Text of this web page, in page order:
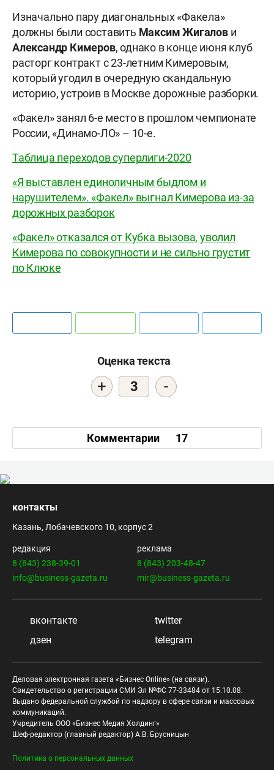
Изначально пару диагональных «Факела»
должны были составить Максим Жигалови
Александр Кимеров, однако в конце июня клуб
расторг контракт с 23-летним Кимеровым,
который угодил в очередную скандальную
историю, устроив в Москве дорожные разборки.
«Факел» занял 6-е место в прошлом чемпионате
России, «Динамо-ЛО» – 10-е.
Таблица переходов суперлиги-2020
«Я выставлен единоличным быдлом и
нарушителем». «Факел» выгнал Кимерова из-за
дорожных разборок
«Факел» отказался от Кубка вызова, уволил
Кимерова по совокупности и не сильно грустит
по Клюке
Оценка текста
+ 3 -
Комментарии 17
контакты
Казань, Лобачевского 10, корпус 2
редакция
8 (843) 238-39-01
info@business-gazeta.ru
реклама
8 (843) 203-48-47
mir@business-gazeta.ru
вконтакте
twitter
дзен
telegram
Деловая электронная газета «Бизнес Online» (на связи).
Свидетельство о регистрации СМИ Эл №ФС 77-33484 от 15.10.08.
Выдано федеральной службой по надзору в сфере связи и массовых
коммуникаций.
Учредитель ООО «Бизнес Медия Холдинг»
Шеф-редактор (главный редактор) А.В. Брусницын
Политика о персональных данных